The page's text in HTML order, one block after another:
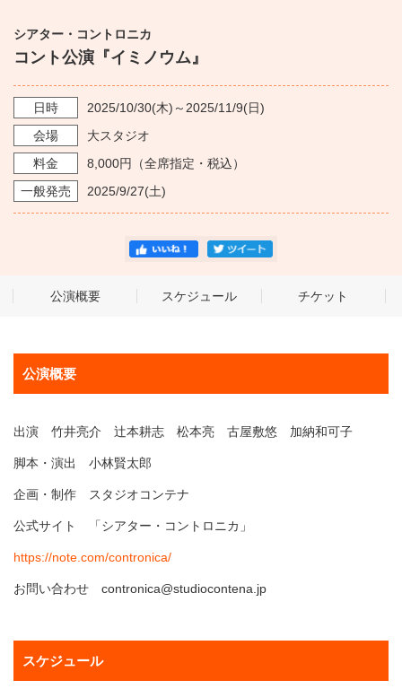
・ フロアマップ
シアター・コントロニカ
コント公演『イミノウム』
日時 2025/10/30(木)～ 2025/11/9(日)
会場
大スタジオ
料金
8,000円（全席指定・税込）
一般発売
2025/9/27(土)
公演概要 スケジュール チケット
公演概要
出演 竹井亮介 辻本耕志 松本亮 古屋敷悠 加納和可子
脚本・演出 小林賢太郎
企画・制作 スタジオコンテナ
公式サイト 「シアター・コントロニカ」
https://note.com/contronica/
お問い合わせ contronica@studiocontena.jp
スケジュール